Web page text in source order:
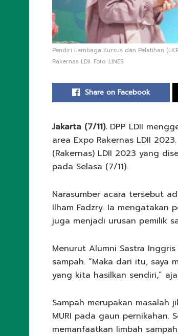
Pendiri Lembaga Kursus dan Pelatihan
Rakernas LDII. Foto: LINES.
Share on Facebook
Jakarta (7/11).DPP LDII
area Expo Rakernas LDII
(Rakernas) LDII 2023 yang
pada Selasa (7/11).
Narasumber acara tersebut
Ilham Fadzry. Ia mengatakan
juga menjadi urusan pemilik
Menurut Alumni Sastra
sampah. “Maka dari itu,
yang kita hasilkan sendiri,”
Sampah merupakan masalah
MURI pada gaun
memanfaatkan limbah